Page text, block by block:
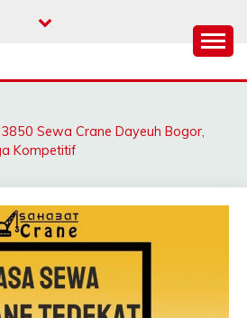
CRANE |
CRANE |
| SKYLIFT
Sewa Crane Dayeuh Bogor,
Kompetitif